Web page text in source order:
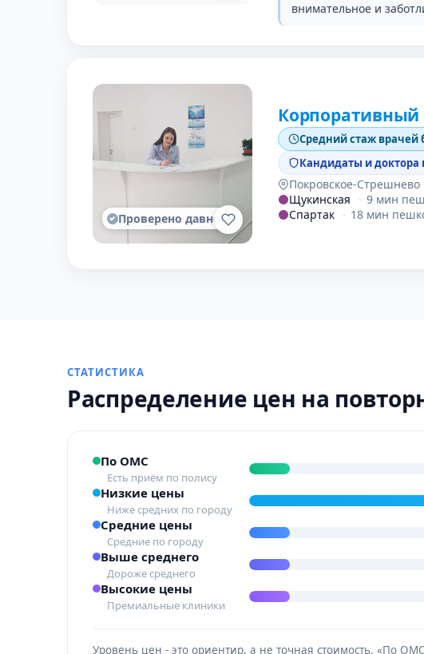
внимательное и
Проверено давно
Средний стаж врачей
Кандидаты и доктора
Покровское-Стрешнево
Щукинская
· 9 мин
Спартак · 18 мин
СТАТИСТИКА
Распределение цен на
По ОМС
Есть приём по полису
Низкие цены
Ниже средних по городу
Средние цены
Средние по городу
Выше среднего
Дороже среднего
Высокие цены
Премиальные клиники
Уровень цен - это ориентир, а не точная стоимость. «По